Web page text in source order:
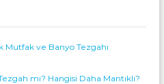
ve Banyo Tezgahı
mı? Hangisi Daha Mantıklı?